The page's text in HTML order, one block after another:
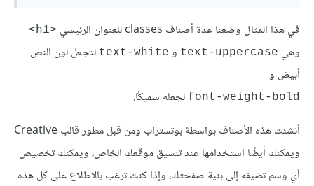
في هذا المثال وضعنا عدة أصناف classes للعنوان الرئيسي <h1>
وهي text-uppercase و text-white لتجعل لون النص
أبيض و
font-weight-bold لجعله سميكًا.
أنشئت هذه الأصناف بواسطة بوتستراب ومن قبل مطور قالب Creative
ويمكنك أيضًا استخدامها عند تنسيق موقعك الخاص، ويمكنك تخصيص
أي وسم تضيفه إلى بنية صفحتك، وإذا كنت ترغب بالاطلاع على كل هذه